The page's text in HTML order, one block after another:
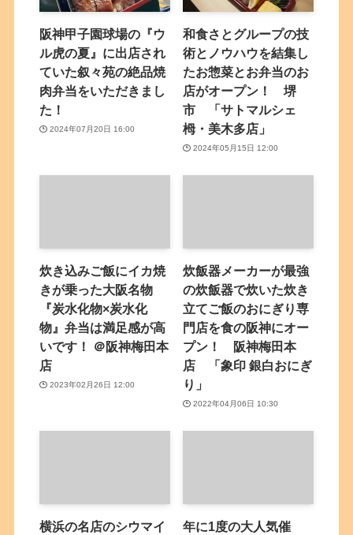
阪神甲子園球場の『ウ
ル虎の夏』に出店され
ていた叙々苑の絶品焼
肉弁当をいただきまし
た！
2024年07月20日 16:00
和食さとグループの技
術とノウハウを結集し
たお惣菜とお弁当のお
店がオープン！ 堺
市 「サトマルシェ
栂・美木多店」
2024年05月15日 12:00
炊き込みご飯にイカ焼
きが乗った大阪名物
『炭水化物×炭水化
物』弁当は満足感が高
いです！ ＠阪神梅田本
店
2023年02月26日 12:00
炊飯器メーカーが最強
の炊飯器で炊いた炊き
立てご飯のおにぎり専
門店を食の阪神にオー
プン！ 阪神梅田本
店 「象印 銀白おにぎ
り」
2022年04月06日 10:30
横浜の名店のシウマイ
年に1度の大人気催